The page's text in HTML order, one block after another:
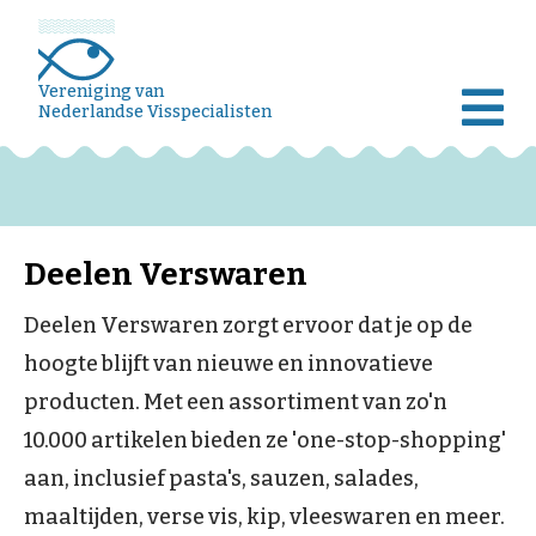
Vereniging van
Nederlandse Visspecialisten
Deelen Verswaren
Deelen Verswaren zorgt ervoor dat je op de
hoogte blijft van nieuwe en innovatieve
producten. Met een assortiment van zo'n
10.000 artikelen bieden ze 'one-stop-shopping'
aan, inclusief pasta's, sauzen, salades,
maaltijden, verse vis, kip, vleeswaren en meer.